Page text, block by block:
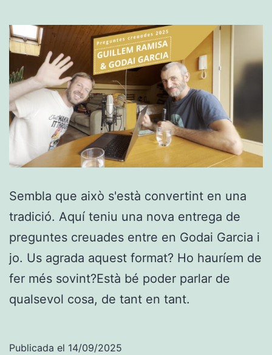
Sembla que això s'està convertint en una
tradició. Aquí teniu una nova entrega de
preguntes creuades entre en Godai Garcia i
jo. Us agrada aquest format? Ho hauríem de
fer més sovint?Està bé poder parlar de
qualsevol cosa, de tant en tant.
Publicada el 14/09/2025